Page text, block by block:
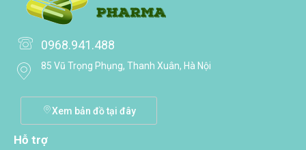
0968.941.488
85 Vũ Trọng Phụng, Thanh Xuân, Hà Nội
Xem bản đồ tại đây
Hỗ trợ